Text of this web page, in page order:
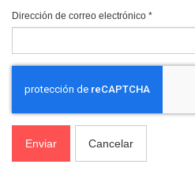
Dirección de correo electrónico *
Enviar Cancelar